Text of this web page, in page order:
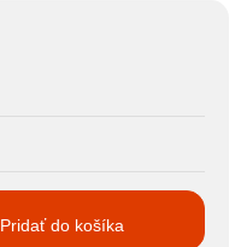
Pridať do košíka